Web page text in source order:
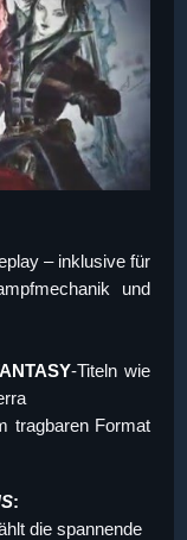
– inklusive für
und
-Titeln wie
tragbaren Format
:
die spannende